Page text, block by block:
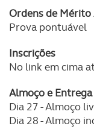
Ordens de Mérito
Prova pontuável
Inscrições
No link em cima
Almoço e
Dia 27 - Almoço
Dia 28 - Almoço